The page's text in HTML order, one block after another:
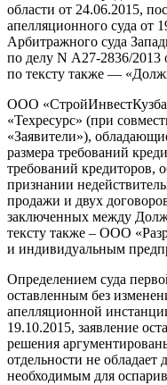
области от 24.06.2015,
апелляционного суда от
Арбитражного суда
по делу N А27-2836/2013
по тексту также —
ООО
«Техресурс» (при
«Заявители»),
размера требований
требований кредиторов,
признании
продажи и двух
заключенных между
тексту также – ООО
и индивидуальным
Определением суда
оставленным без
апелляционной
19.10.2015, заявление
решения
отдельности не обладает
необходимым для